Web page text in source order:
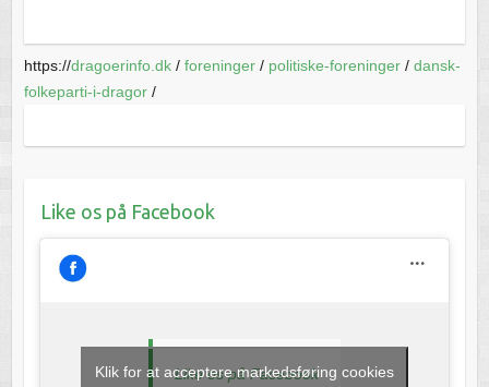
https://dragoerinfo.dk/ foreninger/ politiske-foreninger/ dansk-
folkeparti-i-dragor/
Like os på Facebook
Like os på Facebook
Klik for at acceptere markedsføring cookies